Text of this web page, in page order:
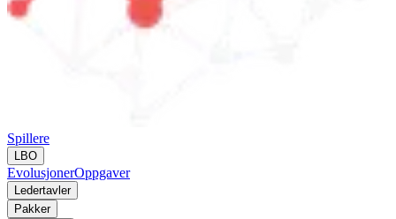
Spillere
LBO
EvolusjonerOppgaver
Ledertavler
Pakker